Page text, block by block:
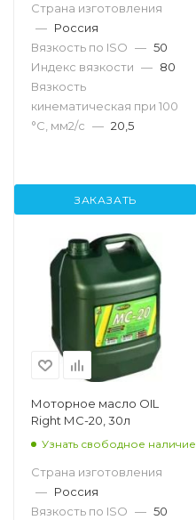
Страна изготовления
— Россия
Вязкость по ISO — 50
Индекс вязкости — 80
Вязкость
кинематическая при 100
°С, мм2/с — 20,5
ЗАКАЗАТЬ
Моторное масло OIL
Right МС-20, 30л
Узнать свободное наличие
Страна изготовления
— Россия
Вязкость по ISO — 50